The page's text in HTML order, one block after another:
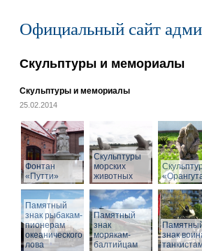
Официальный сайт
Скульптуры и мемориалы
Скульптуры и мемориалы
25.02.2014
Фонтан
«Путти»
Скульптуры
морских
животных
Памятный
знак рыбакам-
пионерам
океанического
лова
Памятный
знак
морякам-
балтийцам
знак